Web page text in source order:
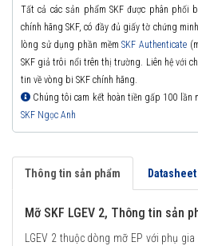
Tất cả các sản phẩm SKF được phân phối
chính hãng SKF, có đầy đủ giấy tờ chứng
lòng sử dụng phần mềmSKF Authenticate
SKF giả trôi nổi trên thị trường. Liên hệ với
tin về vòng bi SKF chính hãng.
Chúng tôi cam kết hoàn tiền gấp 100 lần
SKF Ngọc Anh
Thông tin sản phẩm Datasheet
Mỡ SKF LGEV 2, Thông tin sản
LGEV 2 thuộc dòng mỡ EP với phụ